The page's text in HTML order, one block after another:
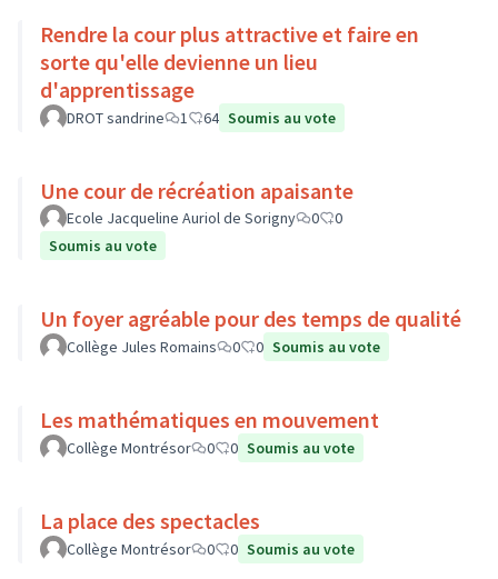
Rendre la cour plus attractive et faire en
sorte qu'elle devienne un lieu
d'apprentissage
DROT sandrine 1 64 Soumis au vote
Une cour de récréation apaisante
Ecole Jacqueline Auriol de Sorigny 0
0
Soumis au vote
Un foyer agréable pour des temps de qualité
Collège Jules Romains 0 0 Soumis au vote
Les mathématiques en mouvement
Collège Montrésor 0 0 Soumis au vote
La place des spectacles
Collège Montrésor 0 0 Soumis au vote